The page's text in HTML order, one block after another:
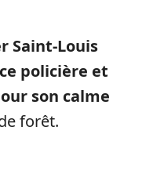
Saint-Louis
policière et
son calme
forêt.